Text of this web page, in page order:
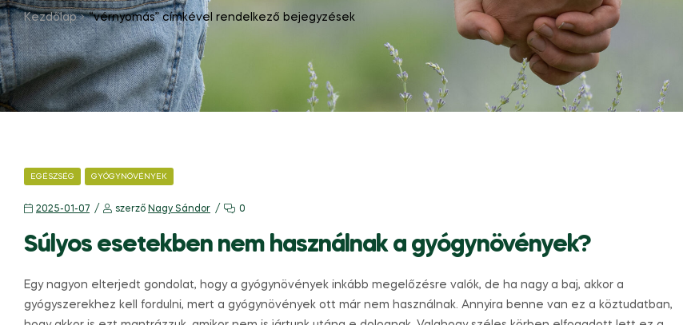
Kezdőlap “vérnyomás” címkével rendelkező bejegyzések
EGÉSZSÉG GYÓGYNÖVÉNYEK
2025-01-07 szerző Nagy Sándor 0
Súlyos esetekben nem használnak a gyógynövények?
Egy nagyon elterjedt gondolat, hogy a gyógynövények inkább megelőzésre valók, de ha nagy a baj, akkor a
gyógyszerekhez kell fordulni, mert a gyógynövények ott már nem használnak. Annyira benne van ez a köztudatban,